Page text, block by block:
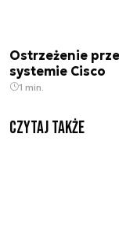
Ostrzeżenie
systemie Cisco
1 min.
Czytaj także